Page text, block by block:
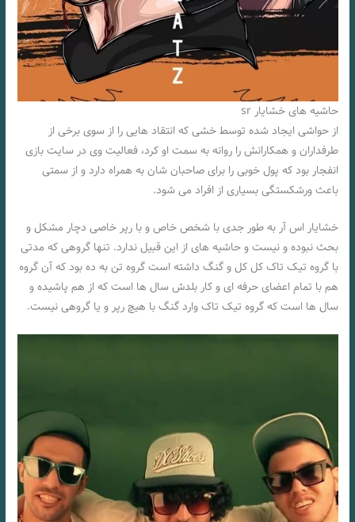
حاشیه های خشایار sr
از حواشی ایجاد شده توسط خشی که انتقاد هایی را از سوی برخی از
طرفداران و همکارانش را روانه به سمت او کرد، فعالیت وی در سایت بازی
انفجار بود که پول خوبی را برای صاحبان شان به همراه دارد و از سمتی
باعث ورشکستگی بسیاری از افراد می شود.
خشایار اس آر به طور جدی با شخص خاص و با رپر خاصی دچار مشکل و
بحث نبوده و نیست و حاشیه های از این قبیل ندارد. تنها گروهی که مدتی
با گروه تیک تاک کل کل و گنگ داشته است گروه تن به ده بود که آن گروه
هم با تمام اعضای حرفه ای و کار بلدش سال ها است که از هم پاشیده و
سال ها است که گروه تیک تاک وارد گنگ با هیچ رپر و یا گروهی نیست.